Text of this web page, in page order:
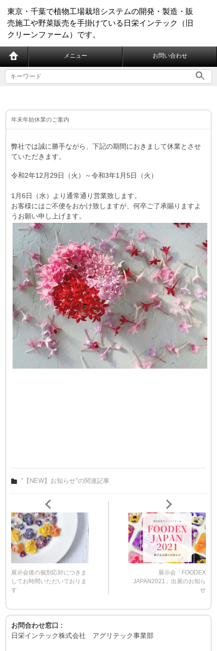
東京・千葉で植物工場栽培システムの開発・製造・販
売施工や野菜販売を手掛けている日栄インテック（旧
クリーンファーム）です。
メニュー お問い合わせ
年末年始休業のご案内
弊社では誠に勝手ながら、下記の期間におきまして休業とさせ
ていただきます。
令和2年12月29日（火）～令和3年1月5日（火）
1月6日（水）より通常通り営業致します。
お客様にはご不便をおかけ致しますが、何卒ご了承賜りますよ
うお願い申し上げます。
"【NEW】お知らせ"の関連記事
展示会後の個別応対につきま
してお時間いただいておりま
す
展示会「FOODEX
JAPAN2021」出展のお知ら
せ
お問合わせ窓口 :
日栄インテック株式会社 アグリテック事業部